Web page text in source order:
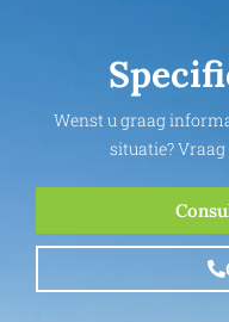
Wenst u graag
situatie? Vraag